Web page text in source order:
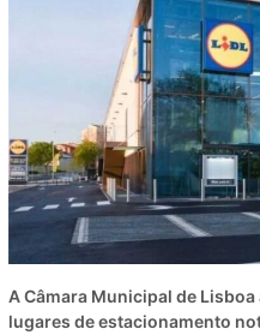
A Câmara Municipal de
lugares de estacionamento